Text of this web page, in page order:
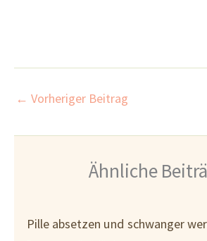
← Vorheriger Beitrag
Ähnliche
Pille absetzen und schwanger